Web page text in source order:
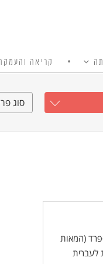
קריאה
סוג
(המאות
לעברית